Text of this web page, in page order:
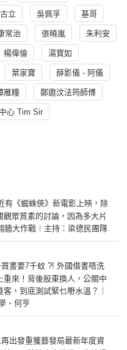
古立 吳佩孚 基哥
常治 張曉嵐 朱利安
楊偉倫 湯寳如
葉家寶 薛影儀 - 阿儀
雁瞳 鄭遨汶法筠師傅
心 Tim Sir
有《蜘蛛俠》新電影上映，除
眾質素的討論，因為多大片
牆大作戰︱主持：梁德民團隊
買書要7千蚊 ?! 外國借書唔洗
來！背後股東換人，公關中
，到底測試緊乜嘢水溫？｜
、何亨
再出發重獲藝發局最新年度資